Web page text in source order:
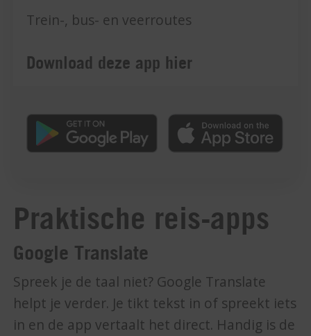
Trein-, bus- en veerroutes
Download deze app hier
Praktische reis-apps
Google Translate
Spreek je de taal niet? Google Translate
helpt je verder. Je tikt tekst in of spreekt iets
in en de app vertaalt het direct. Handig is de